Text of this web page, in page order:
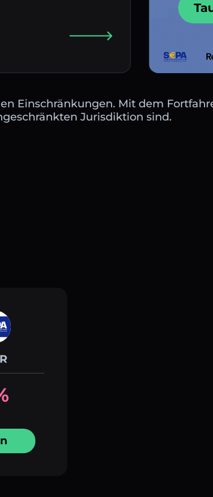
Einschränkungen. Mit dem
Jurisdiktion sind.